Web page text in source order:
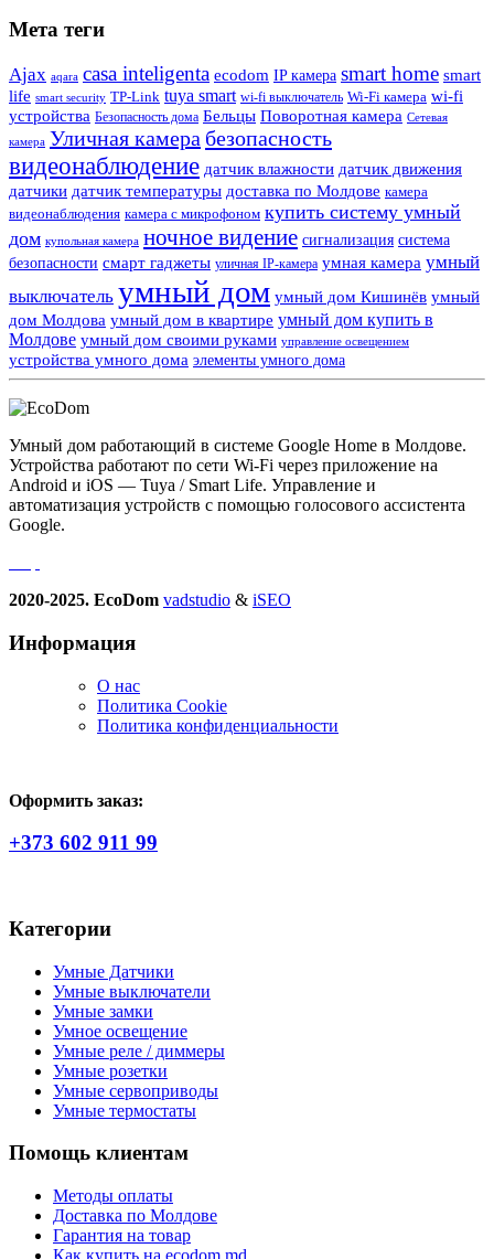
Мета теги
Ajax aqara casa inteligenta ecodom IP камера smart home smart
life smart security TP-Link tuya smart wi-fi выключатель Wi-Fi камера wi-fi
устройства Безопасность дома Бельцы Поворотная камера Сетевая
камера Уличная камера безопасность
видеонаблюдение датчик влажности датчик движения
датчики датчик температуры доставка по Молдове камера
видеонаблюдения камера с микрофоном купить систему умный
дом купольная камера ночное видение сигнализация система
безопасности смарт гаджеты уличная IP-камера умная камера умный
выключатель умный дом умный дом Кишинёв умный
дом Молдова умный дом в квартире умный дом купить в
Молдове умный дом своими руками управление освещением
устройства умного дома элементы умного дома
Умный дом работающий в системе Google Home в Молдове.
Устройства работают по сети Wi-Fi через приложение на
Android и iOS — Tuya / Smart Life. Управление и
автоматизация устройств с помощью голосового ассистента
Google.
2020-2025. EcoDom vadstudio & iSEO
Информация
О нас
Политика Сookie
Политика конфиденциальности
Оформить заказ:
+373 602 911 99
Категории
Умные Датчики
Умные выключатели
Умные замки
Умное освещение
Умные реле / диммеры
Умные розетки
Умные сервоприводы
Умные термостаты
Помощь клиентам
Методы оплаты
Доставка по Молдове
Гарантия на товар
Как купить на ecodom.md